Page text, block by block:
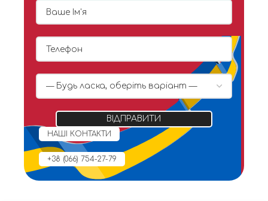
НАШІ КОНТАКТИ
+38 (066) 754-27-79